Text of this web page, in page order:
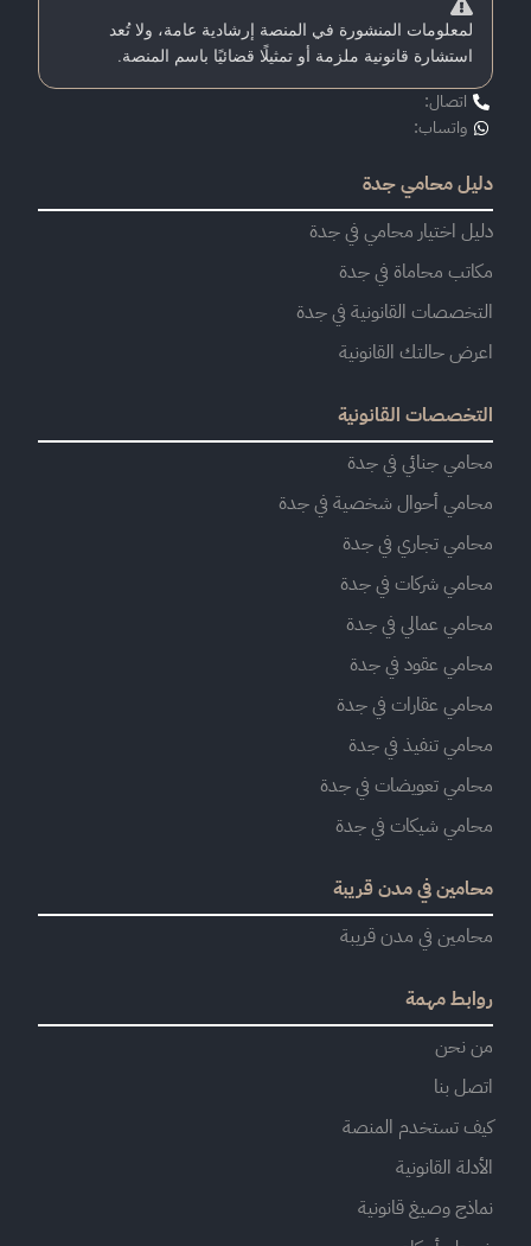
لمعلومات المنشورة في المنصة إرشادية عامة، ولا تُعد
استشارة قانونية ملزمة أو تمثيلًا قضائيًا باسم المنصة.
اتصال:
واتساب:
دليل محامي جدة
دليل اختيار محامي في جدة
مكاتب محاماة في جدة
التخصصات القانونية في جدة
اعرض حالتك القانونية
التخصصات القانونية
محامي جنائي في جدة
محامي أحوال شخصية في جدة
محامي تجاري في جدة
محامي شركات في جدة
محامي عمالي في جدة
محامي عقود في جدة
محامي عقارات في جدة
محامي تنفيذ في جدة
محامي تعويضات في جدة
محامي شيكات في جدة
محامين في مدن قريبة
محامين في مدن قريبة
روابط مهمة
من نحن
اتصل بنا
كيف تستخدم المنصة
الأدلة القانونية
نماذج وصيغ قانونية